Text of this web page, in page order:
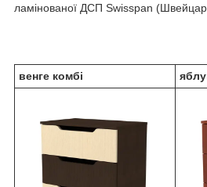
ламінованої ДСП Swisspan
венге комбі